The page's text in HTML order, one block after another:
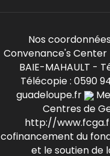
Nos coordonnées
Convenance's Center
BAIE-MAHAULT -
Télécopie : 0590
guadeloupe.fr
Centres de
http://
cofinancement du
et le soutien de